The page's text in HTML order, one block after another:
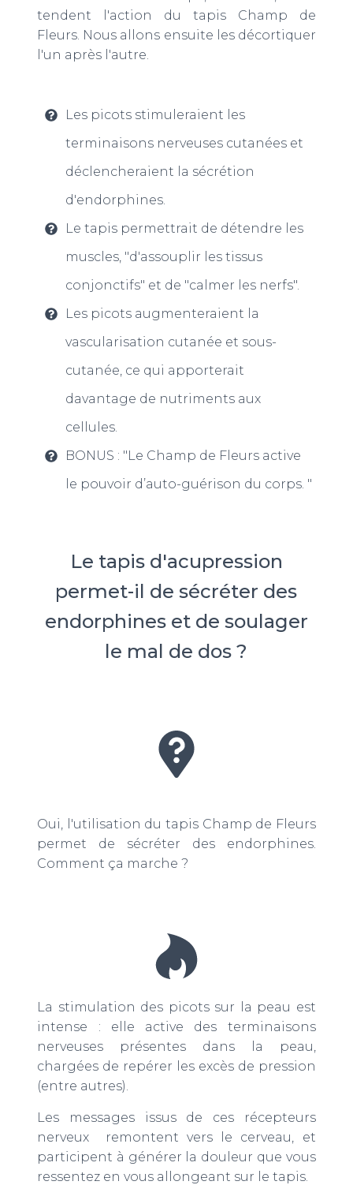
tendent l'action du tapis Champ de
Fleurs. Nous allons ensuite les décortiquer
l'un après l'autre.
Les picots stimuleraient les
terminaisons nerveuses cutanées et
déclencheraient la sécrétion
d'endorphines.
Le tapis permettrait de détendre les
muscles, "d'assouplir les tissus
conjonctifs" et de "calmer les nerfs".
Les picots augmenteraient la
vascularisation cutanée et sous-
cutanée, ce qui apporterait
davantage de nutriments aux
cellules.
BONUS : "Le Champ de Fleurs active
le pouvoir d’auto-guérison du corps. "
Le tapis d'acupression
permet-il de sécréter des
endorphines et de soulager
le mal de dos ?
Oui, l'utilisation du tapis Champ de Fleurs
permet de sécréter des endorphines.
Comment ça marche ?
La stimulation des picots sur la peau est
intense : elle active des terminaisons
nerveuses présentes dans la peau,
chargées de repérer les excès de pression
(entre autres).
Les messages issus de ces récepteurs
nerveux remontent vers le cerveau, et
participent à générer la douleur que vous
ressentez en vous allongeant sur le tapis.